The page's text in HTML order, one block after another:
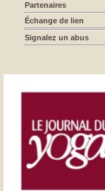
Partenaires
Échange de lien
Signalez un abus